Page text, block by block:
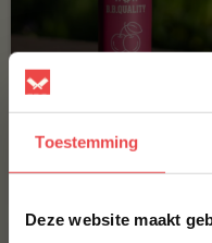
Toestemming
Deze website maakt
(3)